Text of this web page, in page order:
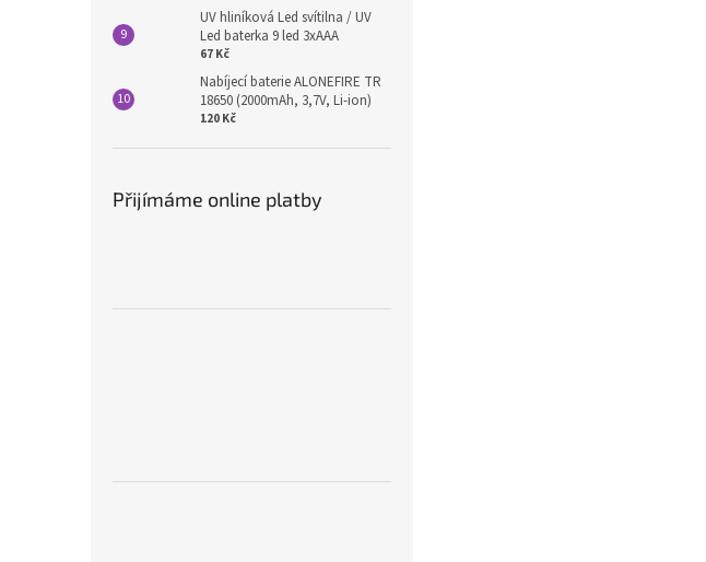
UV hliníková Led svítilna / UV
Led baterka 9 led 3xAAA
67 Kč
Nabíjecí baterie ALONEFIRE TR
18650 (2000mAh, 3,7V, Li-ion)
120 Kč
Přijímáme online platby